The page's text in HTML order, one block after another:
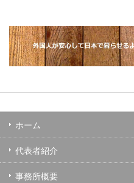
ホーム
代表者紹介
事務所概要